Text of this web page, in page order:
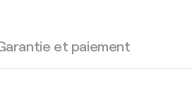
et paiement